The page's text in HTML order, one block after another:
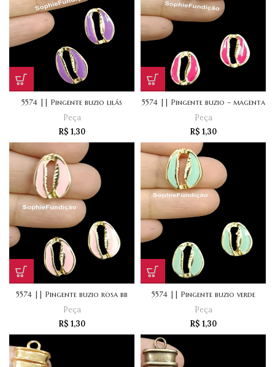
5574 || Pingente buzio lilás
Peça
R$ 1,30
5574 || Pingente buzio – magenta
Peça
R$ 1,30
5574 || Pingente buzio rosa bb
Peça
R$ 1,30
5574 || Pingente buzio verde
Peça
R$ 1,30